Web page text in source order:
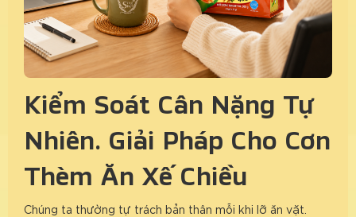
Kiểm Soát Cân Nặng Tự
Nhiên: Giải Pháp Cho Cơn
Thèm Ăn Xế Chiều
Chúng ta thường tự trách bản thân mỗi khi lỡ ăn vặt.